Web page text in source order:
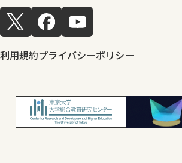
利用規約プライバシーポリシー